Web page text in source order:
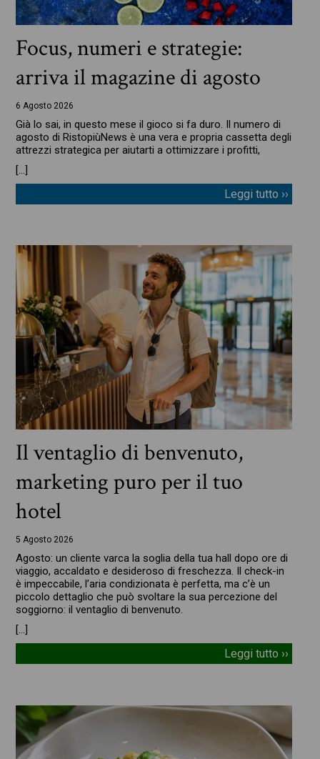
Focus, numeri e strategie:
arriva il magazine di agosto
6 Agosto 2026
Già lo sai, in questo mese il gioco si fa duro. Il numero di
agosto di RistopiùNews è una vera e propria cassetta degli
attrezzi strategica per aiutarti a ottimizzare i profitti,
[…]
Leggi tutto ››
Il ventaglio di benvenuto,
marketing puro per il tuo
hotel
5 Agosto 2026
Agosto: un cliente varca la soglia della tua hall dopo ore di
viaggio, accaldato e desideroso di freschezza. Il check-in
è impeccabile, l’aria condizionata è perfetta, ma c’è un
piccolo dettaglio che può svoltare la sua percezione del
soggiorno: il ventaglio di benvenuto.
[…]
Leggi tutto ››